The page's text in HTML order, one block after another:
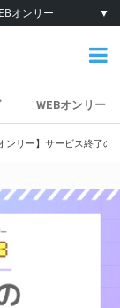
オンリー ▼
WEBオンリー
ンリー】サービス終了の